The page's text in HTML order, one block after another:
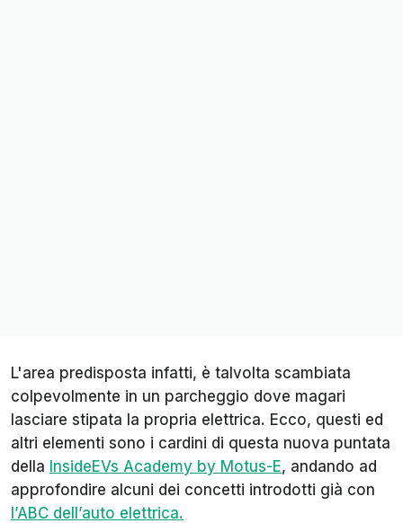
L'area predisposta infatti, è talvolta scambiata
colpevolmente in un parcheggio dove magari
lasciare stipata la propria elettrica. Ecco, questi ed
altri elementi sono i cardini di questa nuova puntata
della InsideEVs Academy by Motus-E, andando ad
approfondire alcuni dei concetti introdotti già con
l’ABC dell’auto elettrica.